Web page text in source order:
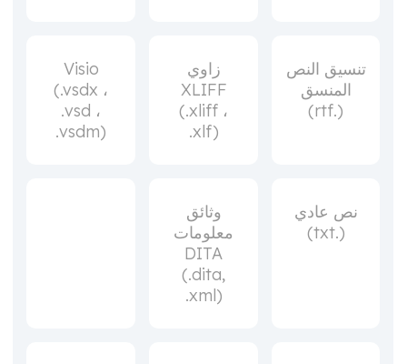
تنسيق النص
المنسق
(.rtf)
زاوي
XLIFF
(.xliff ،
.xlf)
Visio
(.vsdx ،
.vsd ،
.vsdm)
نص عادي
(.txt)
وثائق
معلومات
DITA
(.dita,
.xml)